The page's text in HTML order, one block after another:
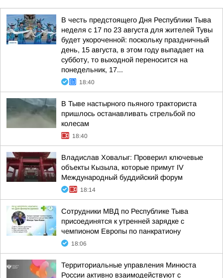
В честь предстоящего Дня Республики Тыва
неделя с 17 по 23 августа для жителей Тувы
будет укороченной: поскольку праздничный
день, 15 августа, в этом году выпадает на
субботу, то выходной переносится на
понедельник, 17...
18:40
В Тыве настырного пьяного тракториста
пришлось останавливать стрельбой по
колесам
18:40
Владислав Ховалыг: Проверил ключевые
объекты Кызыла, которые примут IV
Международный буддийский форум
18:14
Сотрудники МВД по Республике Тыва
присоединятся к утренней зарядке с
чемпионом Европы по панкратиону
18:06
Территориальные управления Минюста
России активно взаимодействуют с